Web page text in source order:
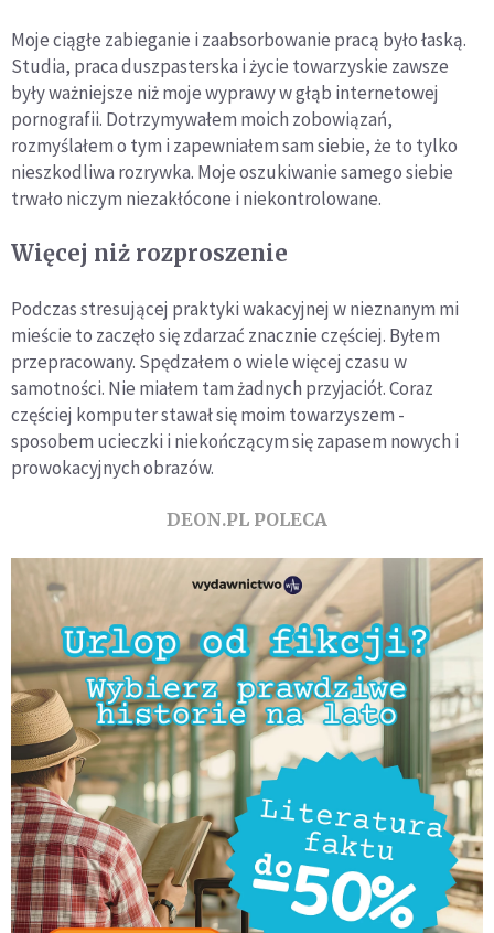
Moje ciągłe zabieganie i zaabsorbowanie pracą było łaską.
Studia, praca duszpasterska i życie towarzyskie zawsze
były ważniejsze niż moje wyprawy w głąb internetowej
pornografii. Dotrzymywałem moich zobowiązań,
rozmyślałem o tym i zapewniałem sam siebie, że to tylko
nieszkodliwa rozrywka. Moje oszukiwanie samego siebie
trwało niczym niezakłócone i niekontrolowane.
Więcej niż rozproszenie
Podczas stresującej praktyki wakacyjnej w nieznanym mi
mieście to zaczęło się zdarzać znacznie częściej. Byłem
przepracowany. Spędzałem o wiele więcej czasu w
samotności. Nie miałem tam żadnych przyjaciół. Coraz
częściej komputer stawał się moim towarzyszem -
sposobem ucieczki i niekończącym się zapasem nowych i
prowokacyjnych obrazów.
DEON.PL POLECA